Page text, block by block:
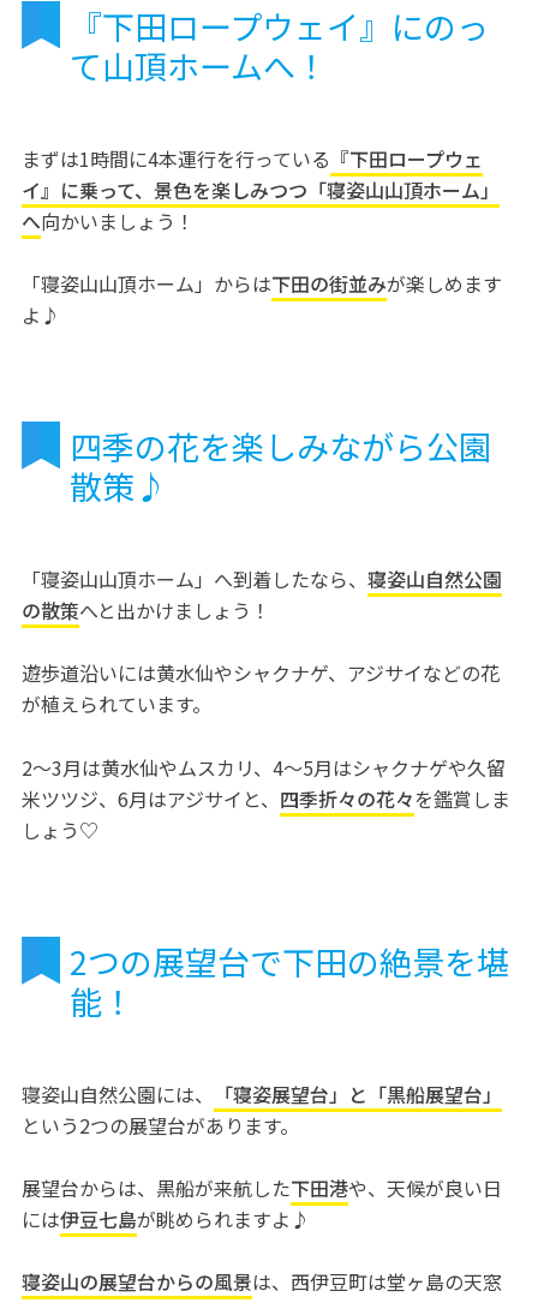
『下田ロープウェイ』にのっ
て山頂ホームへ！
まずは1時間に4本運行を行っている 『下田ロープウェ
イ』に乗って、景色を楽しみつつ「寝姿山山頂ホーム」
へ向かいましょう！
「寝姿山山頂ホーム」からは下田の街並みが楽しめます
よ♪
四季の花を楽しみながら公園
散策♪
「寝姿山山頂ホーム」へ到着したなら、 寝姿山自然公園
の散策へと出かけましょう！
遊歩道沿いには黄水仙やシャクナゲ、アジサイなどの花
が植えられています。
2〜3月は黄水仙やムスカリ、4〜5月はシャクナゲや久留
米ツツジ、6月はアジサイと、 四季折々の花々を鑑賞しま
しょう♡
2つの展望台で下田の絶景を堪
能！
寝姿山自然公園には、
「寝姿展望台」と「黒船展望台」
という2つの展望台があります。
展望台からは、黒船が来航した下田港や、天候が良い日
には伊豆七島が眺められますよ♪
寝姿山の展望台からの風景は、西伊豆町は堂ヶ島の天窓